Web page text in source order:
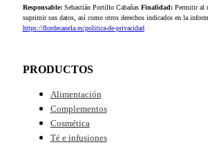
Responsable:Sebastián Portillo Cabañas Finalidad:Permitir al
suprimir sus datos, así como otros derechos indicados en la
https://flordecanela.es/politica-de-privacidad
PRODUCTOS
Alimentación
Complementos
Cosmética
Té e infusiones